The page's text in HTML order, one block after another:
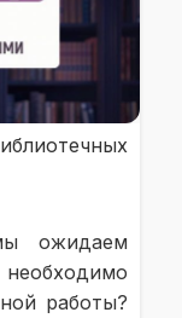
ожидаем
работы?